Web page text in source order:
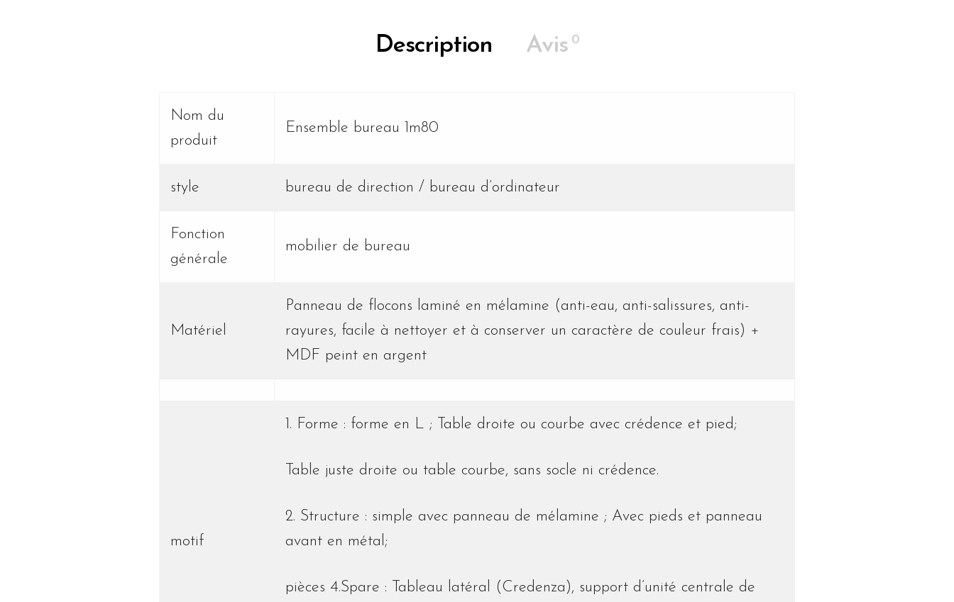
Description Avis 0
Nom du
produit
Ensemble bureau 1m80
style bureau de direction / bureau d’ordinateur
Fonction
générale
mobilier de bureau
Matériel
Panneau de flocons laminé en mélamine (anti-eau, anti-salissures, anti-
rayures, facile à nettoyer et à conserver un caractère de couleur frais) +
MDF peint en argent
motif
1. Forme : forme en L ; Table droite ou courbe avec crédence et pied;
Table juste droite ou table courbe, sans socle ni crédence.
2. Structure : simple avec panneau de mélamine ; Avec pieds et panneau
avant en métal;
pièces 4.Spare : Tableau latéral (Credenza), support d’unité centrale de